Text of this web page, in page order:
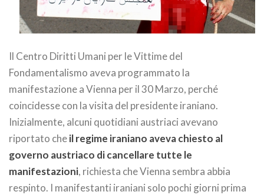
Il Centro Diritti Umani per le Vittime del
Fondamentalismo aveva programmato la
manifestazione a Vienna per il 30 Marzo, perché
coincidesse con la visita del presidente iraniano.
Inizialmente, alcuni quotidiani austriaci avevano
riportato cheil regime iraniano aveva chiesto al
governo austriaco di cancellare tutte le
manifestazioni, richiesta che Vienna sembra abbia
respinto. I manifestanti iraniani solo pochi giorni prima